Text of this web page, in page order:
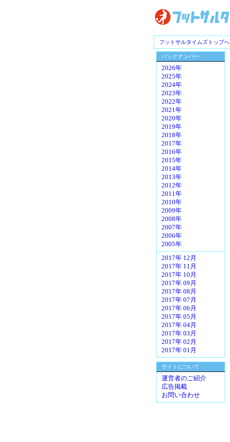
フットサルタイムズトップへ
バックナンバー
2026年
2025年
2024年
2023年
2022年
2021年
2020年
2019年
2018年
2017年
2016年
2015年
2014年
2013年
2012年
2011年
2010年
2009年
2008年
2007年
2006年
2005年
2017年 12月
2017年 11月
2017年 10月
2017年 09月
2017年 08月
2017年 07月
2017年 06月
2017年 05月
2017年 04月
2017年 03月
2017年 02月
2017年 01月
サイトについて
運営者のご紹介
広告掲載
お問い合わせ